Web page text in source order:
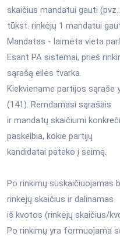
skaičius mandatui gauti (pvz.:
tūkst. rinkėjų 1 mandatui
Mandatas - laimėta vieta
Esant PA sistemai, prieš
sąrašą eilės tvarka.
Kiekviename partijos sąraše
(141). Remdamasi sąrašais
ir mandatų skaičiumi
paskelbia, kokie partijų
kandidatai pateko į seimą.
Po rinkimų suskaičiuojamas
rinkėjų skaičius ir dalinamas
iš kvotos (rinkėjų skaičius/
Po rinkimų yra formuojama